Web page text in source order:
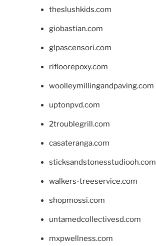
theslushkids.com
giobastian.com
glpascensori.com
rifloorepoxy.com
woolleymillingandpaving.com
uptonpvd.com
2troublegrill.com
casateranga.com
sticksandstonesstudiooh.com
walkers-treeservice.com
shopmossi.com
untamedcollectivesd.com
mxpwellness.com